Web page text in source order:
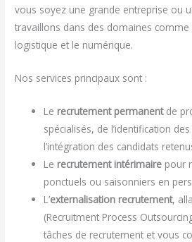
vous soyez une grande entreprise ou
travaillons dans des domaines comme
logistique et le numérique.
Nos services principaux sont :
Le recrutement permanentde
spécialisés, de l’identification
l’intégration des candidats
Le recrutement intérimaire pour
ponctuels ou saisonniers en
L’externalisation recrutement,
(Recruitment Process
tâches de recrutement et vous